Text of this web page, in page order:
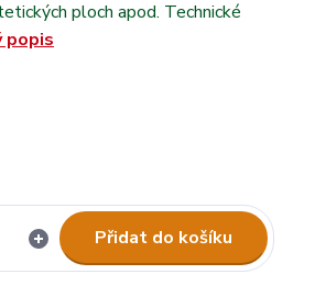
ploch apod. Technické
popis
Přidat do košíku